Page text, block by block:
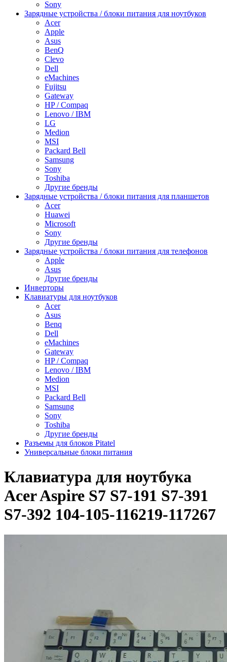
Sony
Зарядные устройства / блоки питания для ноутбуков
Acer
Apple
Asus
BenQ
Clevo
Dell
eMachines
Fujitsu
Gateway
HP / Compaq
Lenovo / IBM
LG
Medion
MSI
Packard Bell
Samsung
Sony
Toshiba
Другие бренды
Зарядные устройства / блоки питания для планшетов
Acer
Huawei
Microsoft
Sony
Другие бренды
Зарядные устройства / блоки питания для телефонов
Apple
Asus
Другие бренды
Инверторы
Клавиатуры для ноутбуков
Acer
Asus
Benq
Dell
eMachines
Gateway
HP / Compaq
Lenovo / IBM
Medion
MSI
Packard Bell
Samsung
Sony
Toshiba
Другие бренды
Разъемы для блоков Pitatel
Универсальные блоки питания
Клавиатура для ноутбука
Acer Aspire S7 S7-191 S7-391
S7-392 104-105-116219-117267